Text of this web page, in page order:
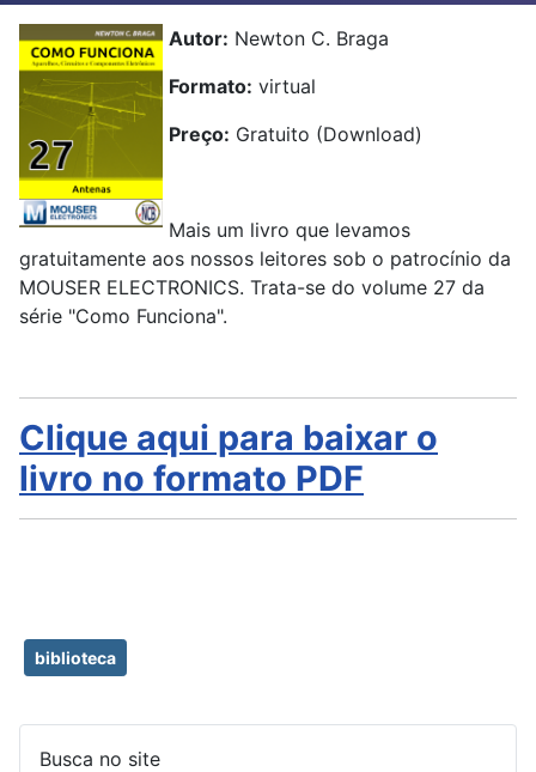
Autor: Newton C. Braga
Formato: virtual
Preço: Gratuito (Download)
Mais um livro que levamos
gratuitamente aos nossos leitores sob o patrocínio da
MOUSER ELECTRONICS. Trata-se do volume 27 da
série "Como Funciona".
Clique aqui para baixar o
livro no formato PDF
biblioteca
Busca no site